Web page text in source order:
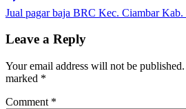
Jual pagar baja BRC Kec. Ciambar Kab.
Leave a Reply
Your email address will not be published.
marked *
Comment *